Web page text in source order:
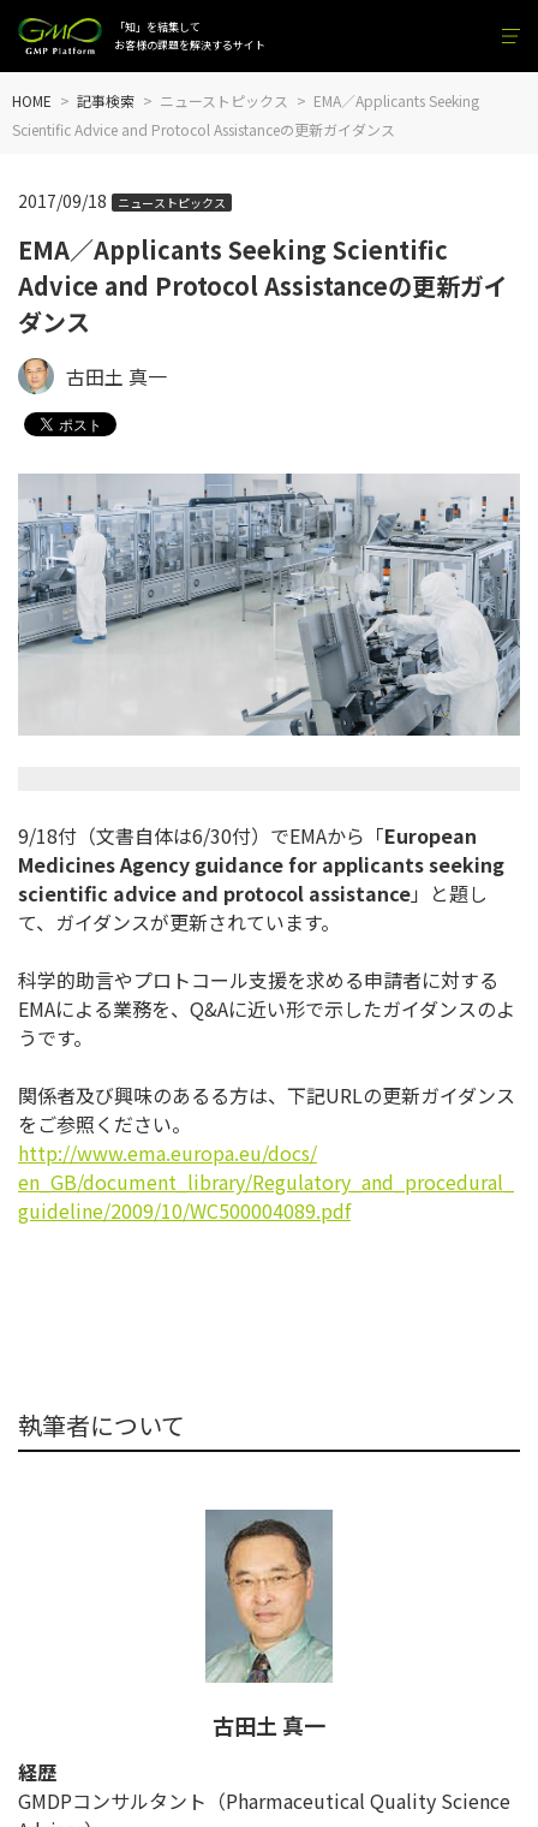
「知」を結集して
お客様の課題を解決するサイト
HOME 記事検索 ニューストピックス
EMA／Applicants Seeking
Scientific Advice and Protocol Assistanceの更新ガイダンス
EMA／Applicants Seeking Scientific
Advice and Protocol Assistanceの更新ガイ
ダンス
2017/09/18 ニューストピックス
古田土 真一
9/18付（文書自体は6/30付）でEMAから「European
Medicines Agency guidance for applicants seeking
scientific advice and protocol assistance」と題し
て、 ガイダンスが更新されています。
科学的助言やプロトコール支援を求める申請者に対する
EMAによる業務を、Q&Aに近い形で示したガイダンスのよ
うです。
関係者及び興味のあるる方は、下記URLの更新ガイダンス
をご参照ください。
http://www.ema.europa.eu/docs/
en_GB/document_library/Regulatory_and_procedural_
guideline/2009/10/WC500004089.pdf
執筆者について
古田土 真一
経歴
GMDPコンサルタント（Pharmaceutical Quality Science